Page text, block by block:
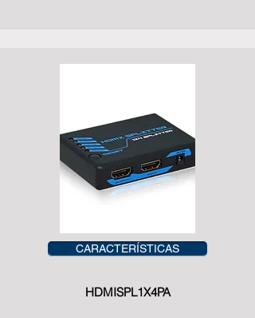
CARACTERÍSTICAS
HDMISPL1X4PA